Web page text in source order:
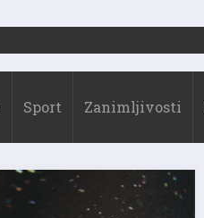
Sport Zanimljivosti